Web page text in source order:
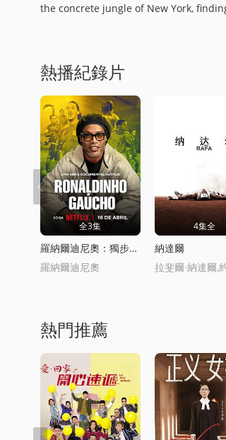
the concrete jungle of New York,
熱播紀錄片
全3集
羅納爾迪尼奧：獨步球罈
羅納爾迪尼奧
4集全
納達爾
熱門推薦